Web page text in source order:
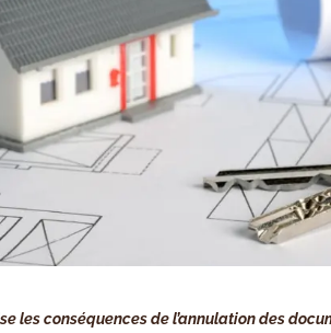
les conséquences de l’annulation des